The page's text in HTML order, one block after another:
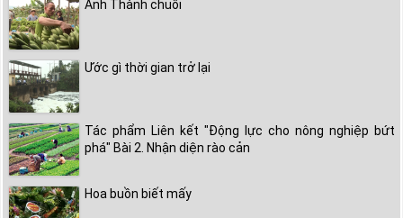
Anh Thành chuối
Ước gì thời gian trở lại
Tác phẩm Liên kết "Động lực cho nông nghiệp bứt
phá" Bài 2. Nhận diện rào cản
Hoa buồn biết mấy